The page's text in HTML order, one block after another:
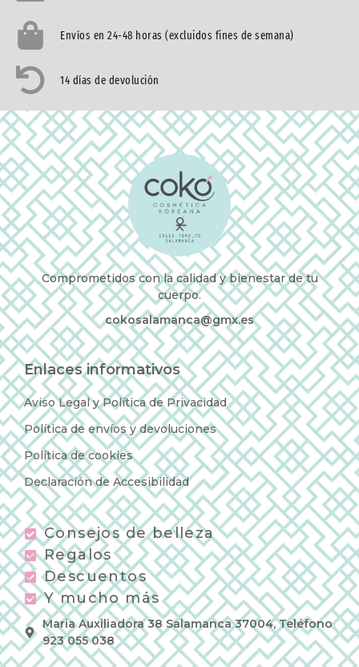
Envíos en 24-48 horas (excluidos fines de semana)
14 días de devolución
Comprometidos con la calidad y bienestar de tu
cuerpo.
cokosalamanca@gmx.es
Enlaces informativos
Aviso Legal y Política de Privacidad
Política de envíos y devoluciones
Política de cookies
Declaración de Accesibilidad
Consejos de belleza
Regalos
Descuentos
Y mucho más
Maria Auxiliadora 38 Salamanca 37004, Teléfono
923 055 038